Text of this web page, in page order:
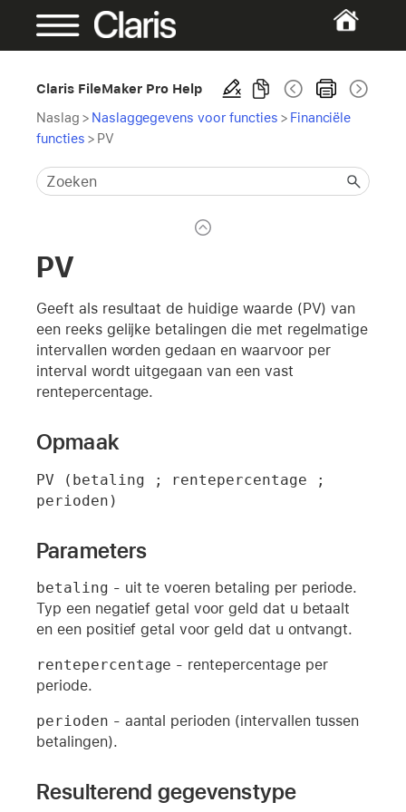
Claris FileMaker Pro Help
Naslag > Naslaggegevens voor functies > Financiële
functies > PV
PV
Geeft als resultaat de huidige waarde (PV) van
een reeks gelijke betalingen die met regelmatige
intervallen worden gedaan en waarvoor per
interval wordt uitgegaan van een vast
rentepercentage.
Opmaak
PV (betaling ; rentepercentage ;
perioden)
Parameters
betaling - uit te voeren betaling per periode.
Typ een negatief getal voor geld dat u betaalt
en een positief getal voor geld dat u ontvangt.
rentepercentage - rentepercentage per
periode.
perioden - aantal perioden (intervallen tussen
betalingen).
Resulterend gegevenstype